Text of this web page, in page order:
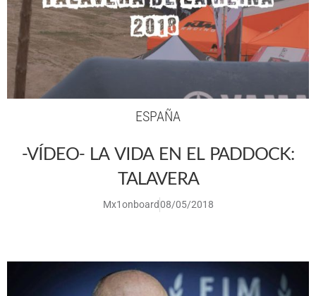
ESPAÑA
-VÍDEO- LA VIDA EN EL PADDOCK:
TALAVERA
Mx1onboard08/05/2018